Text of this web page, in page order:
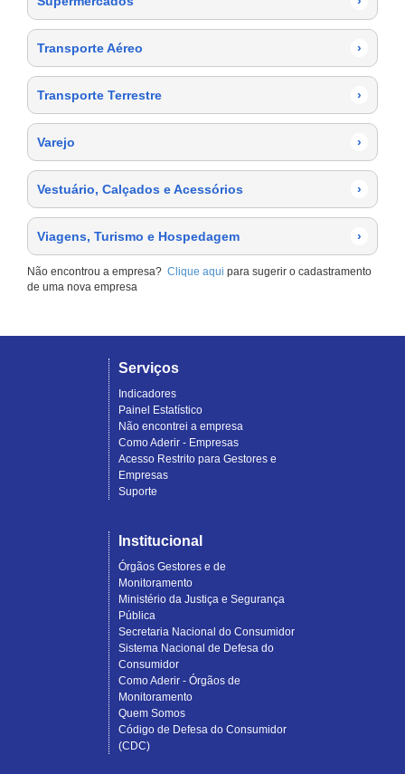
Transporte Aéreo ›
Transporte Terrestre ›
Varejo ›
Vestuário, Calçados e Acessórios ›
Viagens, Turismo e Hospedagem ›
Não encontrou a empresa? Clique aqui para sugerir o cadastramento
de uma nova empresa
Serviços
Indicadores
Painel Estatístico
Não encontrei a empresa
Como Aderir - Empresas
Acesso Restrito para Gestores e
Empresas
Suporte
Institucional
Órgãos Gestores e de
Monitoramento
Ministério da Justiça e Segurança
Pública
Secretaria Nacional do Consumidor
Sistema Nacional de Defesa do
Consumidor
Como Aderir - Órgãos de
Monitoramento
Quem Somos
Código de Defesa do Consumidor
(CDC)